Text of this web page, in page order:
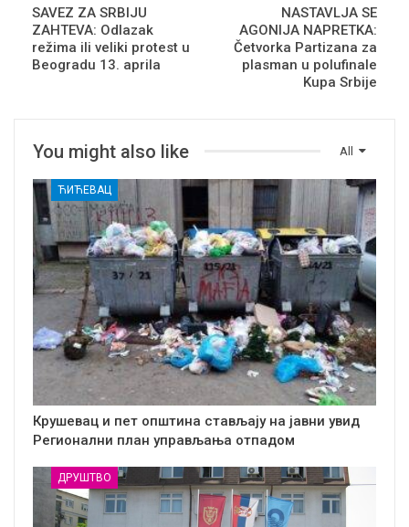
SAVEZ ZA SRBIJU
ZAHTEVA: Odlazak
režima ili veliki protest u
Beogradu 13. aprila
NASTAVLJA SE
AGONIJA NAPRETKA:
Četvorka Partizana za
plasman u polufinale
Kupa Srbije
All
You might also like
ЋИЋЕВАЦ
Крушевац и пет општина стављају на јавни увид
Регионални план управљања отпадом
ДРУШТВО